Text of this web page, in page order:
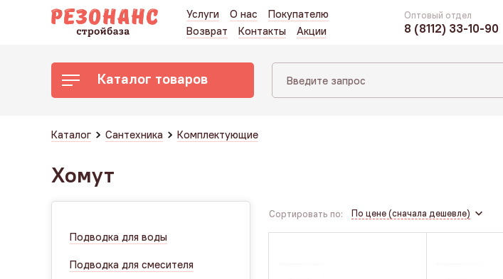
Услуги О нас
Покупателю
Возврат
Контакты Акции
Оптовый отдел
8 (8112) 33-10-90
Каталог товаров
Каталог Сантехника Комплектующие
Хомут
Подводка для воды
Подводка для смесителя
Сортировать по: По цене (сначала дешевле)